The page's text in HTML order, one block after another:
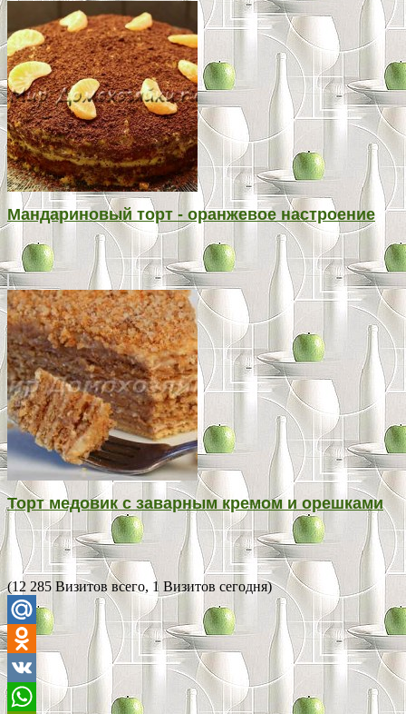
Мандариновый торт - оранжевое настроение
Торт медовик с заварным кремом и орешками
(12 285 Визитов всего, 1 Визитов сегодня)
Mail.Ru
Odnoklassniki
VK